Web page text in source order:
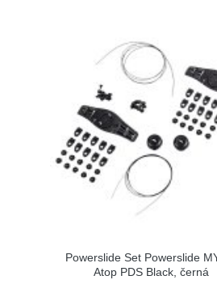
Powerslide Set Powerslide
Atop PDS Black, černá